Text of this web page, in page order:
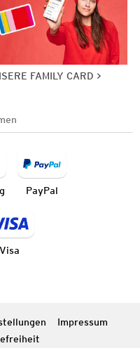
FAMILY CARD
PayPal
Visa
Impressum